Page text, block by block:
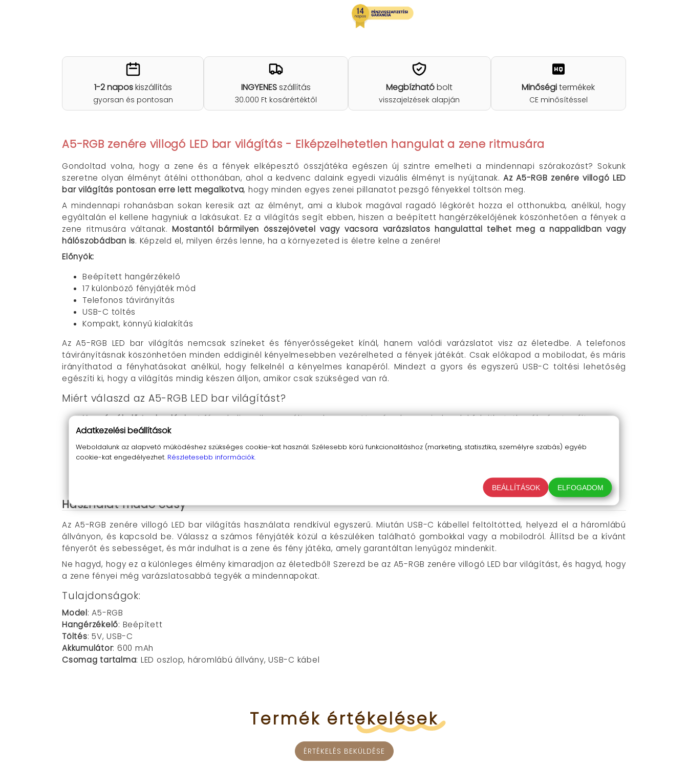
1-2 naposkiszállítás
gyorsan és pontosan
INGYENESszállítás
30.000 Ft kosárértéktől
Megbízhatóbolt
visszajelzések alapján
Minőségitermékek
CE minősítéssel
A5-RGB zenére villogó LED bar világítás - Elképzelhetetlen hangulat a zene ritmusára
Gondoltad volna, hogy a zene és a fények elképesztő összjátéka egészen új szintre emelheti a mindennapi szórakozást? Sokunk
szeretne olyan élményt átélni otthonában, ahol a kedvenc dalaink egyedi vizuális élményt is nyújtanak.Az A5-RGB zenére villogó LED
bar világítás pontosan erre lett megalkotva, hogy minden egyes zenei pillanatot pezsgő fényekkel töltsön meg.
A mindennapi rohanásban sokan keresik azt az élményt, ami a klubok magával ragadó légkörét hozza el otthonukba, anélkül, hogy
egyáltalán el kellene hagyniuk a lakásukat. Ez a világítás segít ebben, hiszen a beépített hangérzékelőjének köszönhetően a fények a
zene ritmusára váltanak.Mostantól bármilyen összejövetel vagy vacsora varázslatos hangulattal telhet meg a nappalidban vagy
hálószobádban is. Képzeld el, milyen érzés lenne, ha a környezeted is életre kelne a zenére!
Előnyök:
Beépített hangérzékelő
17 különböző fényjáték mód
Telefonos távirányítás
USB-C töltés
Kompakt, könnyű kialakítás
Az A5-RGB LED bar világítás nemcsak színeket és fényerősségeket kínál, hanem valódi varázslatot visz az életedbe. A telefonos
távirányításnak köszönhetően minden eddiginél kényelmesebben vezérelheted a fények játékát. Csak előkapod a mobilodat, és máris
irányíthatod a fényhatásokat anélkül, hogy felkelnél a kényelmes kanapéról. Mindezt a gyors és egyszerű USB-C töltési lehetőség
egészíti ki, hogy a világítás mindig készen álljon, amikor csak szükséged van rá.
Miért válaszd az A5-RGB LED bar világítást?
Hangérzékelő technológia: A fények dinamikusan változnak a zene ütemére, hogy minden dal felejthetetlen élményt nyújtson.
Többféle fényjáték mód
fényerő beállítható, így minden helyzethez illeszkedik.
Telefonos vezérlés: Könnyedén irányíthatod az okostelefonod segítségével, és élvezheted a kényelem minden pillanatát.
: Bárhová magaddal viheted, hogy bármikor élvezhesd a fények varázsát otthon vagy a munkahelyen.
Használat made easy
Az A5-RGB zenére villogó LED bar világítás használata rendkívül egyszerű. Miután USB-C kábellel feltöltötted, helyezd el a háromlábú
állványon, és kapcsold be. Válassz a számos fényjáték közül a készüléken található gombokkal vagy a mobilodról. Állítsd be a kívánt
fényerőt és sebességet, és már indulhat is a zene és fény játéka, amely garantáltan lenyűgöz mindenkit.
Ne hagyd, hogy ez a különleges élmény kimaradjon az életedből! Szerezd be az A5-RGB zenére villogó LED bar világítást, és hagyd, hogy
a zene fényei még varázslatosabbá tegyék a mindennapokat.
Tulajdonságok:
Model: A5-RGB
Hangérzékelő: Beépített
Töltés: 5V, USB-C
Akkumulátor: 600 mAh
Csomag tartalma: LED oszlop, háromlábú állvány, USB-C kábel
Termék értékelések
ÉRTÉKELÉS BEKÜLDÉSE
Adatkezelési beállítások
Weboldalunk az alapvető működéshez szükséges cookie-kat használ. Szélesebb körű funkcionalitáshoz (marketing, statisztika, személyre szabás) egyéb
cookie-kat engedélyezhet. Részletesebb információk.
BEÁLLÍTÁSOK ELFOGADOM